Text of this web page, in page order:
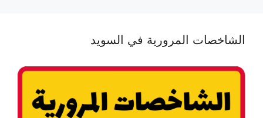
الشاخصات المرورية في السويد